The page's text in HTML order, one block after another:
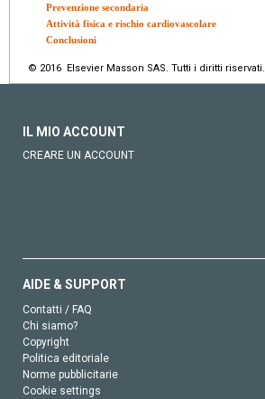
Prevenzione secondaria
Attività fisica e rischio cardiovascolare
Conclusioni
© 2016 Elsevier Masson SAS. Tutti i diritti riservati.
IL MIO ACCOUNT
CREARE UN ACCOUNT
AIDE & SUPPORT
Contatti / FAQ
Chi siamo?
Copyright
Politica editoriale
Norme pubblicitarie
Cookie settings